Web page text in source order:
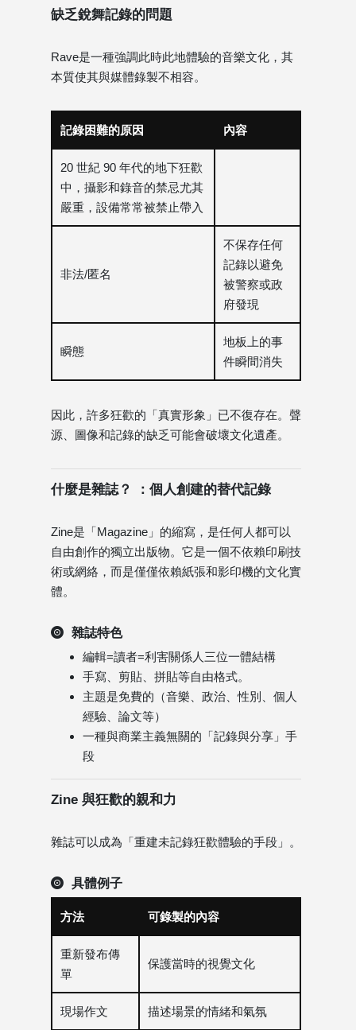
缺乏銳舞記錄的問題
Rave是一種強調此時此地體驗的音樂文化，其
本質使其與媒體錄製不相容。
記錄困難的原因 內容
20 世紀 90 年代的地下狂歡
中，攝影和錄音的禁忌尤其
嚴重，設備常常被禁止帶入
非法/匿名
不保存任何
記錄以避免
被警察或政
府發現
瞬態
地板上的事
件瞬間消失
因此，許多狂歡的「真實形象」已不復存在。聲
源、圖像和記錄的缺乏可能會破壞文化遺產。
什麼是雜誌？ ：個人創建的替代記錄
Zine是「Magazine」的縮寫，是任何人都可以
自由創作的獨立出版物。它是一個不依賴印刷技
術或網絡，而是僅僅依賴紙張和影印機的文化實
體。
雜誌特色
編輯=讀者=利害關係人三​​位一體結構
手寫、剪貼、拼貼等自由格式。
主題是免費的（音樂、政治、性別、個人
經驗、論文等）
一種與商業主義無關的「記錄與分享」手
段
Zine 與狂歡的親和力
雜誌可以成為「重建未記錄狂歡體驗的手段」。
具體例子
方法 可錄製的內容
重新發布傳
單
保護當時的視覺文化
現場作文 描述場景的情緒和氣氛